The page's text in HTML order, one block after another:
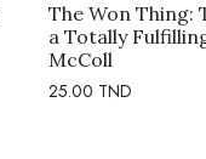
The Won Thing:
a Totally
McColl
25.00 TND